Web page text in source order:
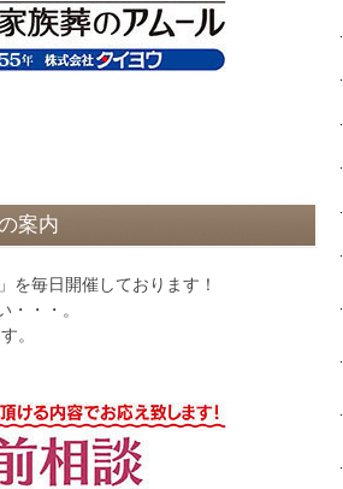
案内
を毎日開催しております！
・・・。
。